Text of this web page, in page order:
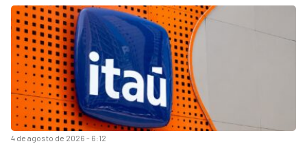
4 de agosto de 2026 - 6:12